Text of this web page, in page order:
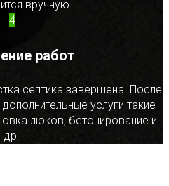
вручную.
4
работ
септика завершена. После
услуги такие
люков, бетонирование и
др.